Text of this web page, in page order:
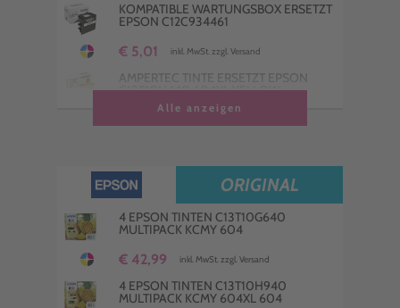
KOMPATIBLE WARTUNGSBOX ERSETZT
EPSON C12C934461
€ 5,01 inkl. MwSt. zzgl. Versand
AMPERTEC TINTE ERSETZT EPSON
C13T10H440 604XL YELLOW
€ 14,99 inkl. MwSt. zzgl. Versand
AMPERTEC TINTE ERSETZT EPSON
C13T10H240 604XL CYAN
€ 14,99 inkl. MwSt. zzgl. Versand
AMPERTEC TINTE ERSETZT EPSON
C13T10G240 604 CYAN
Alle anzeigen
ORIGINAL
4 EPSON TINTEN C13T10G640
MULTIPACK KCMY 604
€ 42,99 inkl. MwSt. zzgl. Versand
4 EPSON TINTEN C13T10H940
MULTIPACK KCMY 604XL 604